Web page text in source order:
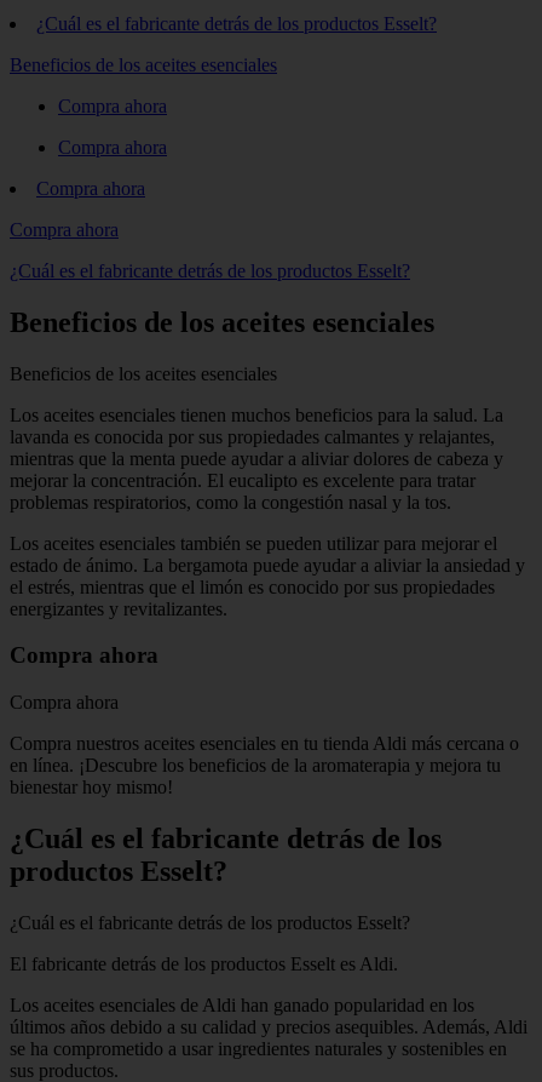
¿Cuál es el fabricante detrás de los productos Esselt?
Beneficios de los aceites esenciales
Compra ahora
Compra ahora
Compra ahora
Compra ahora
¿Cuál es el fabricante detrás de los productos Esselt?
Beneficios de los aceites esenciales
Beneficios de los aceites esenciales
Los aceites esenciales tienen muchos beneficios para la salud. La
lavanda es conocida por sus propiedades calmantes y relajantes,
mientras que la menta puede ayudar a aliviar dolores de cabeza y
mejorar la concentración. El eucalipto es excelente para tratar
problemas respiratorios, como la congestión nasal y la tos.
Los aceites esenciales también se pueden utilizar para mejorar el
estado de ánimo. La bergamota puede ayudar a aliviar la ansiedad y
el estrés, mientras que el limón es conocido por sus propiedades
energizantes y revitalizantes.
Compra ahora
Compra ahora
Compra nuestros aceites esenciales en tu tienda Aldi más cercana o
en línea. ¡Descubre los beneficios de la aromaterapia y mejora tu
bienestar hoy mismo!
¿Cuál es el fabricante detrás de los
productos Esselt?
¿Cuál es el fabricante detrás de los productos Esselt?
El fabricante detrás de los productos Esselt es Aldi.
Los aceites esenciales de Aldi han ganado popularidad en los
últimos años debido a su calidad y precios asequibles. Además, Aldi
se ha comprometido a usar ingredientes naturales y sostenibles en
sus productos.